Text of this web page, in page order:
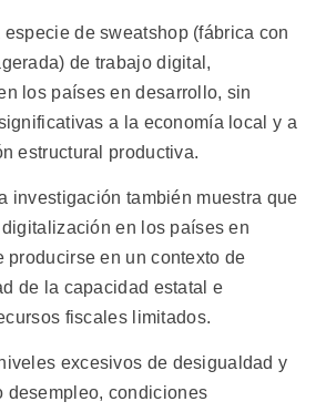
de sweatshop (fábrica con
de trabajo digital,
los países en desarrollo, sin
a la economía local y a
estructural productiva.
investigación también muestra que
en los países en
producirse en un contexto de
de la capacidad estatal e
fiscales limitados.
excesivos de desigualdad y
desempleo, condiciones